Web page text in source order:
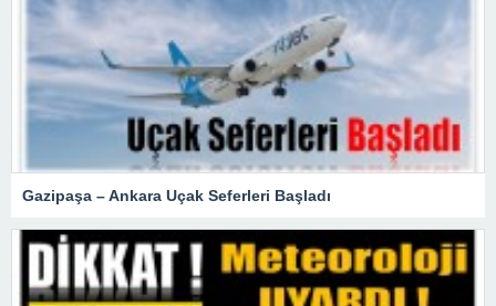
Gazipaşa – Ankara Uçak Seferleri Başladı